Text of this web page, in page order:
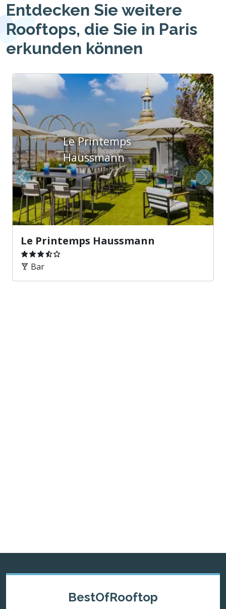
Entdecken Sie weitere
Rooftops, die Sie in Paris
erkunden können
Le Printemps
Haussmann
Le Printemps Haussmann
Bar
Vorherige
BestOfRooftop